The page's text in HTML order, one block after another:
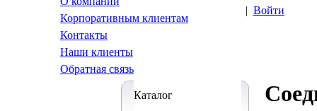
Корпоративным клиентам
Контакты
Наши клиенты
Обратная связь
| Войти
Каталог